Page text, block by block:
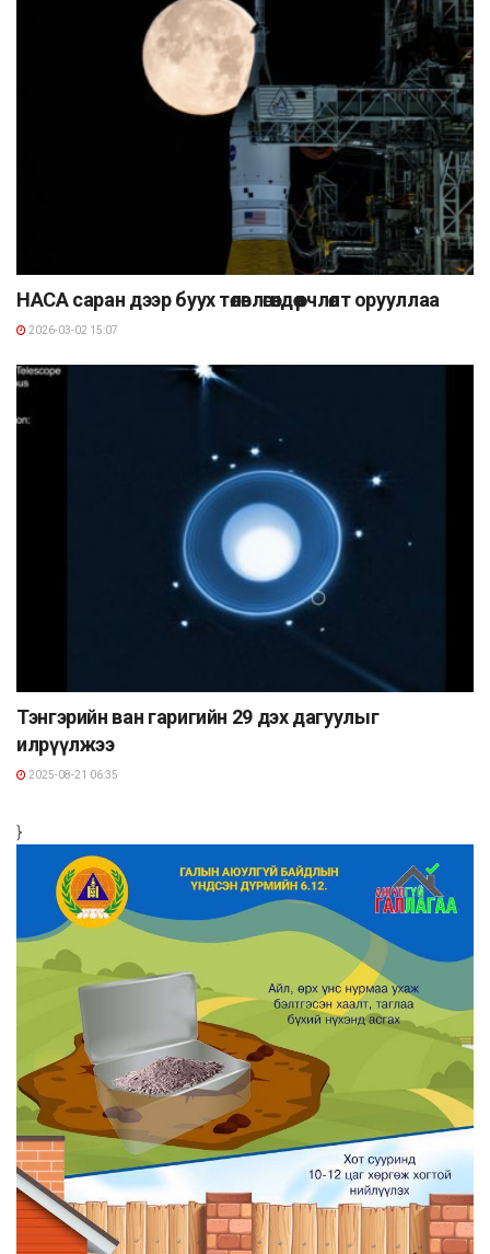
НАСА саран дээр буух төлөвлөгөөндөө өөрчлөлт орууллаа
2026-03-02 15:07
Тэнгэрийн ван гаригийн 29 дэх дагуулыг
илрүүлжээ
2025-08-21 06:35
}